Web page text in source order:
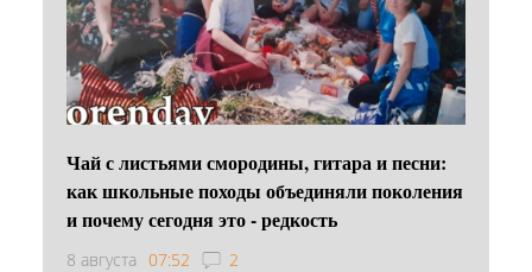
Чай с листьями смородины, гитара и песни:
как школьные походы объединяли поколения
и почему сегодня это - редкость
8 августа 07:52 2